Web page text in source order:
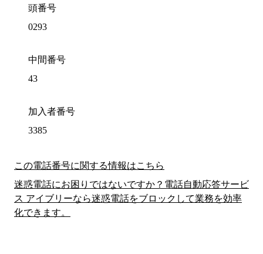
頭番号
0293
中間番号
43
加入者番号
3385
この電話番号に関する情報はこちら
迷惑電話にお困りではないですか？電話自動応答サービ
ス アイブリーなら迷惑電話をブロックして業務を効率
化できます。